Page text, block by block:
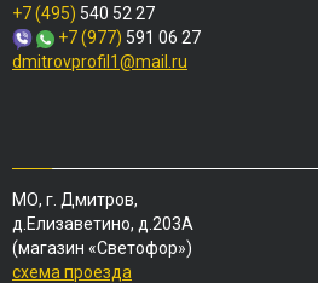
+7 (495) 540 52 27
+7 (977) 591 06 27
dmitrovprofil1@mail.ru
МО, г. Дмитров,
д.Елизаветино, д.203А
(магазин «Светофор»)
схема проезда